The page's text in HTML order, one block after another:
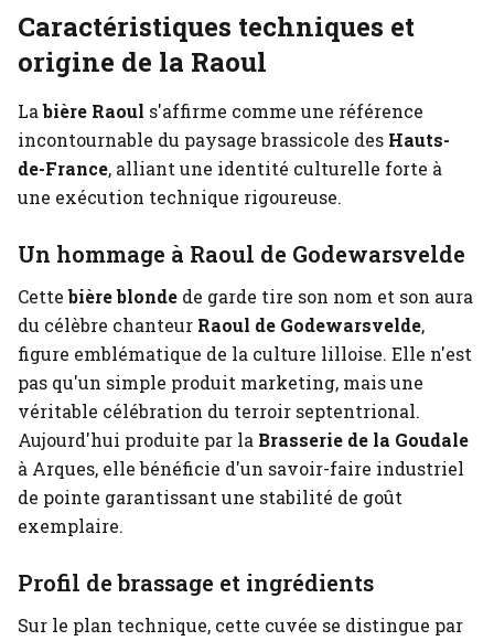
Caractéristiques techniques et
origine de la Raoul
Labière Raoul s'affirme comme une référence
incontournable du paysage brassicole des Hauts-
de-France, alliant une identité culturelle forte à
une exécution technique rigoureuse.
Un hommage à Raoul de Godewarsvelde
Cettebière blonde de garde tire son nom et son aura
du célèbre chanteur Raoul de Godewarsvelde,
figure emblématique de la culture lilloise. Elle n'est
pas qu'un simple produit marketing, mais une
véritable célébration du terroir septentrional.
Aujourd'hui produite par la Brasserie de la Goudale
à Arques, elle bénéficie d'un savoir-faire industriel
de pointe garantissant une stabilité de goût
exemplaire.
Profil de brassage et ingrédients
Sur le plan technique, cette cuvée se distingue par